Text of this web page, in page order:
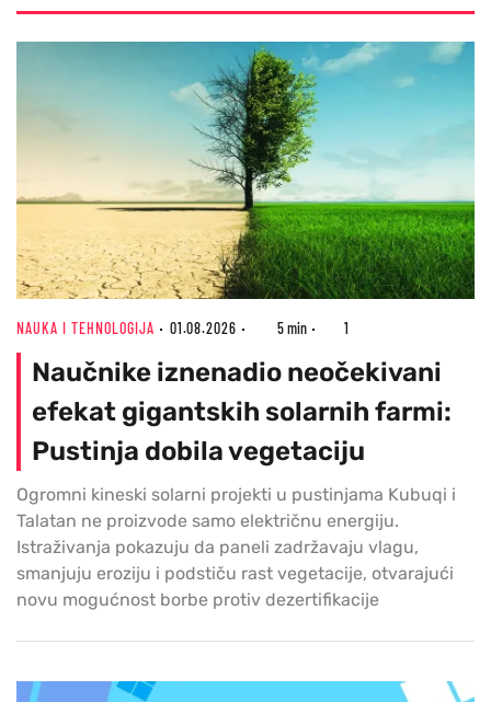
NAUKA I TEHNOLOGIJA 01.08.2026 5 min 1
Naučnike iznenadio neočekivani
efekat gigantskih solarnih farmi:
Pustinja dobila vegetaciju
Ogromni kineski solarni projekti u pustinjama Kubuqi i
Talatan ne proizvode samo električnu energiju.
Istraživanja pokazuju da paneli zadržavaju vlagu,
smanjuju eroziju i podstiču rast vegetacije, otvarajući
novu mogućnost borbe protiv dezertifikacije